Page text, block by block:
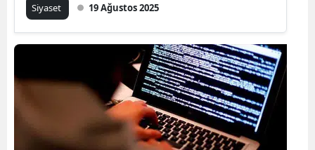
Siyaset 19 Ağustos 2025